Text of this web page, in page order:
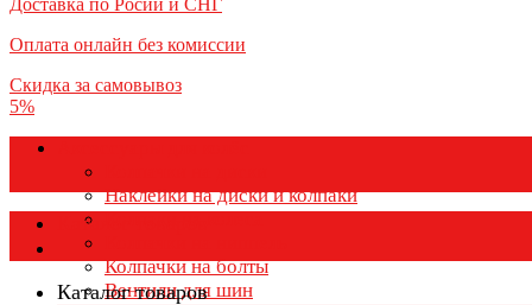
Доставка по Росии и СНГ
Оплата онлайн без комиссии
Скидка за самовывоз
5%
Наклейки на диски и колпаки
Колпаки на колеса
Колпачки на болты
Вентили для шин
Каталог товаров
Каталог товаров